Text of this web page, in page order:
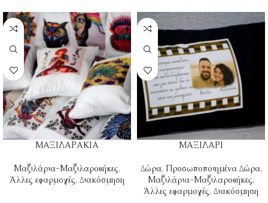
ΜΑΞΙΛΑΡΑΚΙΑ
Μαξιλάρια-Μαξιλαροθήκες,
Άλλες εφαρμογές, Διακόσμηση
ΜΑΞΙΛΑΡΙ
Δώρα, Προσωποποιημένα Δώρα,
Μαξιλάρια-Μαξιλαροθήκες,
Άλλες εφαρμογές, Διακόσμηση